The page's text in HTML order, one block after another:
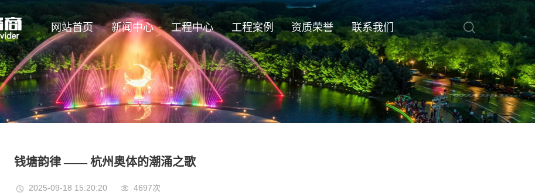
网站首页 新闻中心 工程中心 工程案例 资质荣誉 联系我们
钱塘韵律 —— 杭州奥体的潮涌之歌
2025-09-18 15:20:20 4697次